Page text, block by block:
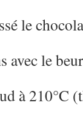
le
avec le
à 210°C